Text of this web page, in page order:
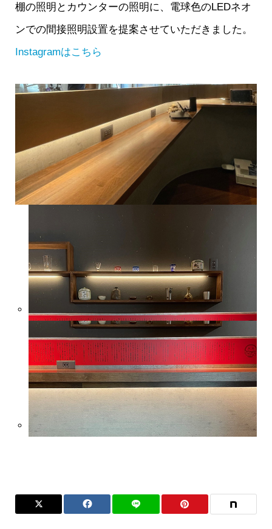
棚の照明とカウンターの照明に、電球色のLEDネオ
ンでの間接照明設置を提案させていただきました。
Instagramはこちら